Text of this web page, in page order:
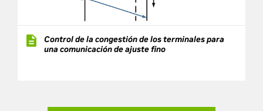
Control de la congestión de los terminales para
una comunicación de ajuste fino